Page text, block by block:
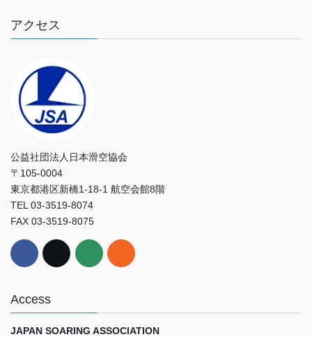
アクセス
公益社団法人日本滑空協会
〒105-0004
東京都港区新橋1-18-1 航空会館8階
TEL 03-3519-8074
FAX 03-3519-8075
Access
JAPAN SOARING ASSOCIATION